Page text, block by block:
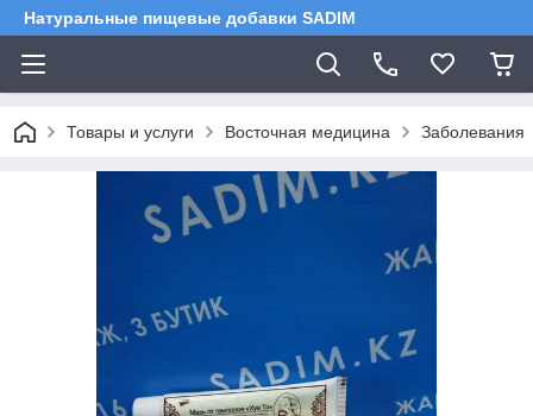
Натуральные пищевые добавки SADIM
Товары и услуги Восточная медицина Заболевания